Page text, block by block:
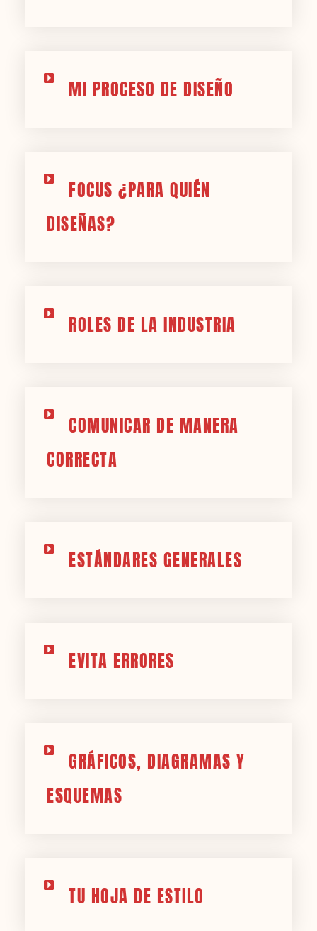
MI PROCESO DE DISEÑO
FOCUS ¿PARA QUIÉN
DISEÑAS?
ROLES DE LA INDUSTRIA
COMUNICAR DE MANERA
CORRECTA
ESTÁNDARES GENERALES
EVITA ERRORES
GRÁFICOS, DIAGRAMAS Y
ESQUEMAS
TU HOJA DE ESTILO